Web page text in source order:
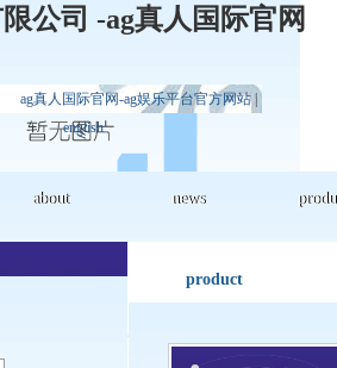
公司 -ag真人国际官网
ag真人国际官网-ag娱乐平台官方网站|
english
about
about news
news
product